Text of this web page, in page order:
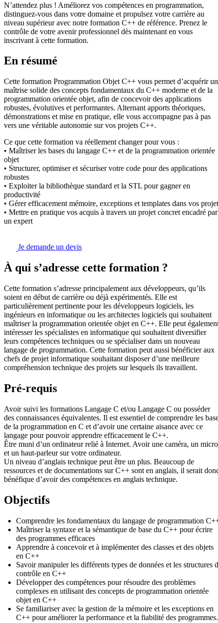
N’attendez plus ! Améliorez vos compétences en programmation,
distinguez-vous dans votre domaine et propulsez votre carrière au
niveau supérieur avec notre formation C++ de référence. Prenez le
contrôle de votre avenir professionnel dès maintenant en vous
inscrivant à cette formation.
En résumé
Cette formation Programmation Objet C++ vous permet d’acquérir
maîtrise solide des concepts fondamentaux du C++ moderne et de la
programmation orientée objet, afin de concevoir des applications
robustes, évolutives et performantes. Alternant apports théoriques,
démonstrations et mise en pratique, elle vous accompagne pas à pas
vers une véritable autonomie sur vos projets C++.
Ce que cette formation va réellement changer pour vous :
• Maîtriser les bases du langage C++ et de la programmation orientée
objet
• Structurer, optimiser et sécuriser votre code pour des applications
robustes
• Exploiter la bibliothèque standard et la STL pour gagner en
productivité
• Gérer efficacement mémoire, exceptions et templates dans vos
• Mettre en pratique vos acquis à travers un projet concret encadré par
un expert
Je demande un devis
À qui s’adresse cette formation ?
Cette formation s’adresse principalement aux développeurs, qu’ils
soient en début de carrière ou déjà expérimentés. Elle est
particulièrement pertinente pour les développeurs logiciels, les
ingénieurs en informatique ou les architectes logiciels qui souhaitent
maîtriser la programmation orientée objet en C++. Elle peut
intéresser les spécialistes en informatique qui souhaitent diversifier
leurs compétences techniques ou se spécialiser dans un nouveau
langage de programmation. Cette formation peut aussi bénéficier aux
chefs de projet informatique souhaitant disposer d’une meilleure
compréhension technique des projets sur lesquels ils travaillent.
Pré-requis
Avoir suivi les formations Langage C et/ou Langage C ou posséder
des connaissances équivalentes. Il est essentiel de comprendre les
de la programmation en C et d’avoir une certaine aisance avec ce
langage pour pouvoir apprendre efficacement le C++.
Être muni d’un ordinateur relié à Internet. Avoir une caméra, un micro
et un haut-parleur sur votre ordinateur.
Un niveau d’anglais technique peut être un plus. Beaucoup de
ressources et de documentations sur C++ sont en anglais, il serait
bénéfique d’avoir des compétences en anglais technique.
Objectifs
Comprendre les fondamentaux du langage de programmation
Maîtriser la syntaxe et la sémantique de base du C++ pour écrire
des programmes efficaces
Apprendre à concevoir et à implémenter des classes et des objets
en C++
Savoir manipuler les différents types de données et les structures
contrôle en C++
Développer des compétences pour résoudre des problèmes
complexes en utilisant des concepts de programmation orientée
objet en C++
Se familiariser avec la gestion de la mémoire et les exceptions en
C++ pour améliorer la performance et la fiabilité des programmes.